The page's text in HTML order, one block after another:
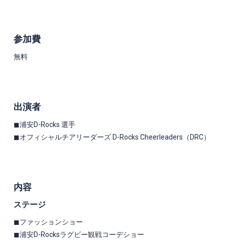
参加費
無料
出演者
◼︎浦安D-Rocks 選手
◼︎オフィシャルチアリーダーズ D-Rocks Cheerleaders （ DRC）
内容
ステージ
◼︎ファッションショー
◼︎浦安D-Rocksラグビー観戦コーデショー